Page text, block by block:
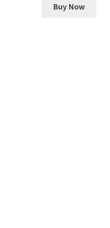
Buy Now